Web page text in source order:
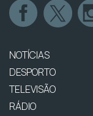
NOTÍCIAS
DESPORTO
TELEVISÃO
RÁDIO